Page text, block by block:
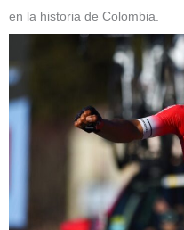
en la historia de Colombia.